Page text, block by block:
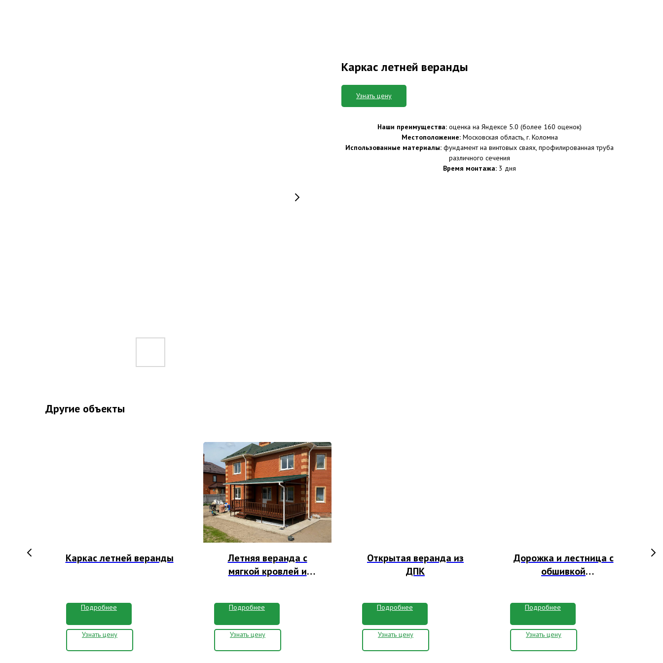
Каркас летней веранды
Узнать цену
Наши преимущества: оценка на Яндексе 5.0 (более 160 оценок)
Местоположение:Московская область, г. Коломна
Использованные материалы: фундамент на винтовых сваях, профилированная труба
различного сечения
Время монтажа: 3 дня
Другие объекты
Каркас летней веранды
Подробнее
Узнать цену
Летняя веранда с
мягкой кровлей и
Подробнее
Узнать цену
Открытая веранда из
ДПК
Подробнее
Узнать цену
Дорожка и лестница с
обшивкой
Подробнее
Узнать цену